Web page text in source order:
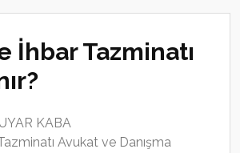
İhbar Tazminatı
KABA
Avukat ve Danışma